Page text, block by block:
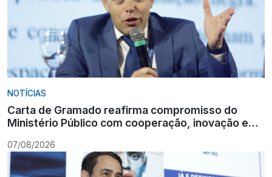
NOTÍCIAS
Carta de Gramado reafirma compromisso do
Ministério Público com cooperação, inovação e
07/08/2026